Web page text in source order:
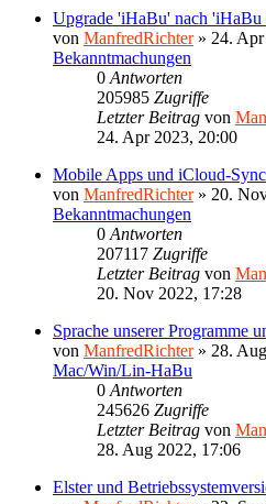
Upgrade 'iHaBu' nach 'iHaBu
von ManfredRichter» 24.
Bekanntmachungen
0 Antworten
205985 Zugriffe
Letzter Beitrag von
24. Apr 2023, 20:00
Mobile Apps und iCloud-
von ManfredRichter» 20.
Bekanntmachungen
0 Antworten
207117 Zugriffe
Letzter Beitrag von
20. Nov 2022, 17:28
Sprache unserer Programme
von ManfredRichter» 28.
Mac/Win/Lin-HaBu
0 Antworten
245626 Zugriffe
Letzter Beitrag von
28. Aug 2022, 17:06
Elster und